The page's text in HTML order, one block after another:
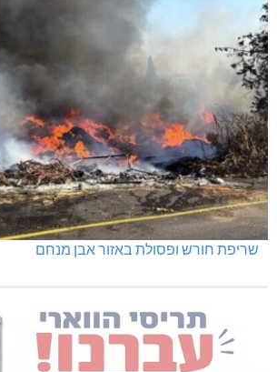
שריפת חורש ופסולת באזור אבן מנחם